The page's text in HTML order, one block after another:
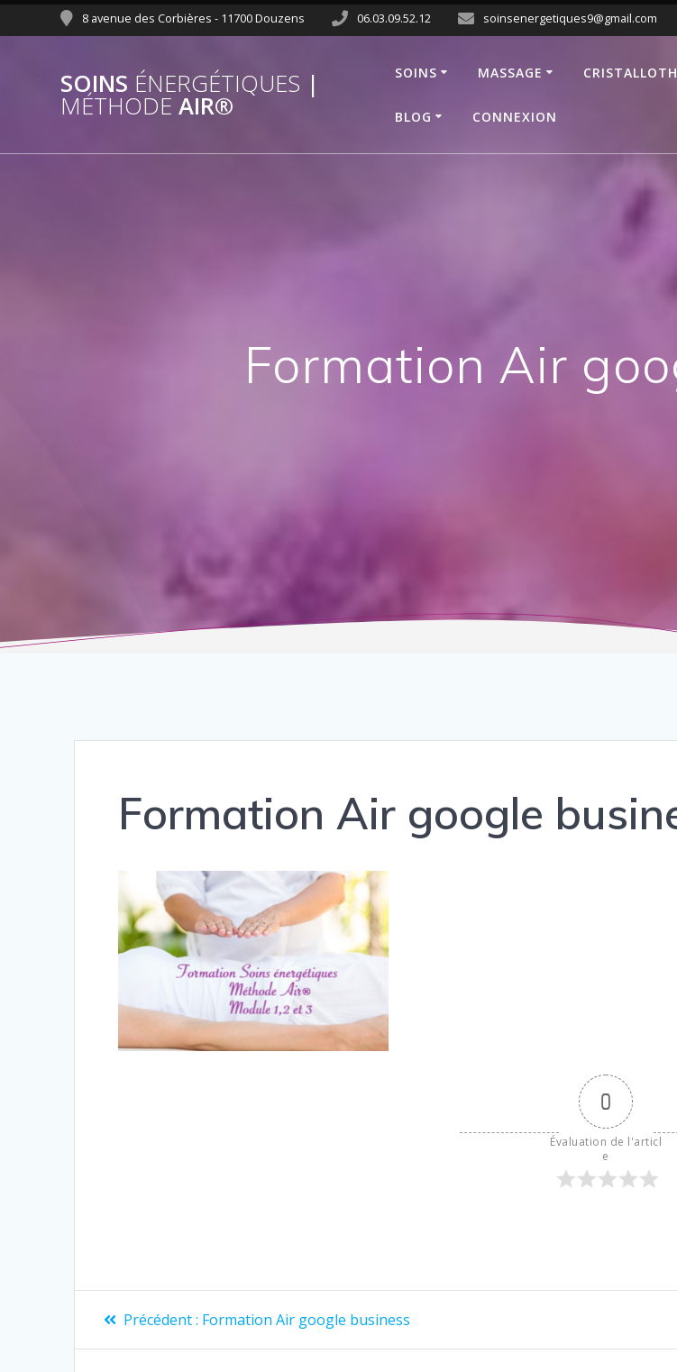
8 avenue des Corbières - 11700 Douzens 06.03.09.52.12 soinsenergetiques9@gmail.com
SOINS ÉNERGÉTIQUES |
MÉTHODE AIR®
SOINS MASSAGE
BLOG CONNEXION
Formation Air
Formation Air google
0
Évaluation de l'articl
e
Précédent : Formation Air google business